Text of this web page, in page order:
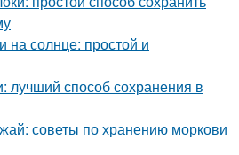
на солнце: простой и
лучший способ сохранения в
советы по хранению моркови